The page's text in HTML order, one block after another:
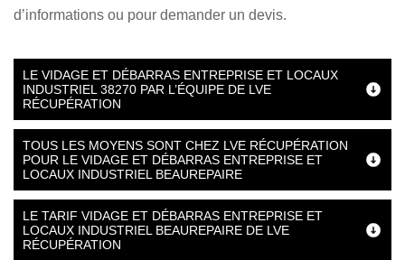
d’informations ou pour demander un devis.
LE VIDAGE ET DÉBARRAS ENTREPRISE ET LOCAUX
INDUSTRIEL 38270 PAR L’ÉQUIPE DE LVE
RÉCUPÉRATION
TOUS LES MOYENS SONT CHEZ LVE RÉCUPÉRATION
POUR LE VIDAGE ET DÉBARRAS ENTREPRISE ET
LOCAUX INDUSTRIEL BEAUREPAIRE
LE TARIF VIDAGE ET DÉBARRAS ENTREPRISE ET
LOCAUX INDUSTRIEL BEAUREPAIRE DE LVE
RÉCUPÉRATION